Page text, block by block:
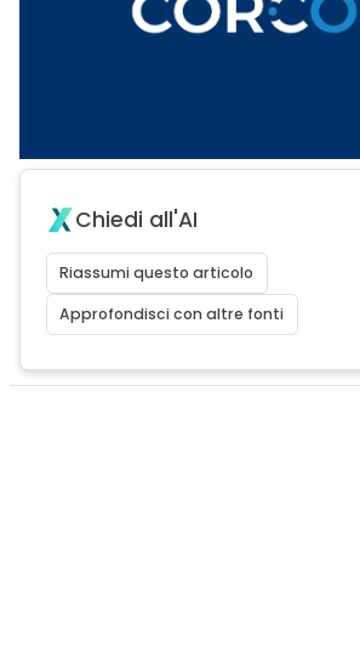
Chiedi all'AI
Riassumi questo articolo
Approfondisci con altre fonti